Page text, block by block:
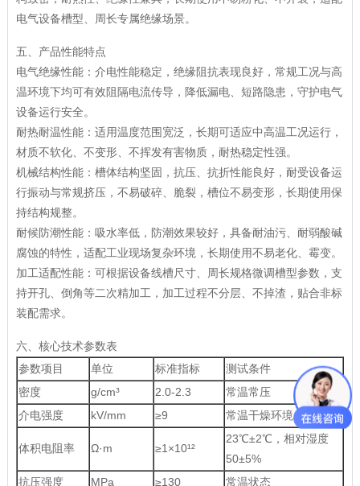
电气设备槽型、周长专属绝缘场景。
五、产品性能特点
电气绝缘性能：介电性能稳定，绝缘阻抗表现良好，常规工况与高
温环境下均可有效阻隔电流传导，降低漏电、短路隐患，守护电气
设备运行安全。
耐热耐温性能：适用温度范围宽泛，长期可适应中高温工况运行，
材质不软化、不变形、不挥发有害物质，耐热稳定性强。
机械结构性能：槽体结构坚固，抗压、抗折性能良好，耐受设备运
行振动与常规挤压，不易破碎、脆裂，槽位不易变形，长期使用保
持结构规整。
耐候防潮性能：吸水率低，防潮效果较好，具备耐油污、耐弱酸碱
腐蚀的特性，适配工业现场复杂环境，长期使用不易老化、霉变。
加工适配性能：可根据设备线槽尺寸、周长规格微调槽型参数，支
持开孔、倒角等二次精加工，加工过程不分层、不掉渣，贴合非标
装配需求。
六、核心技术参数表
参数项目
单位 标准指标
测试条件
密度
g/cm³ 2.0-2.3
常温常压
介电强度
kV/mm ≥9 常温干燥环境
体积电阻率 Ω·m ≥1×10¹²
23℃±2℃，相对湿度
50±5%
抗压强度
MPa ≥130
常温状态